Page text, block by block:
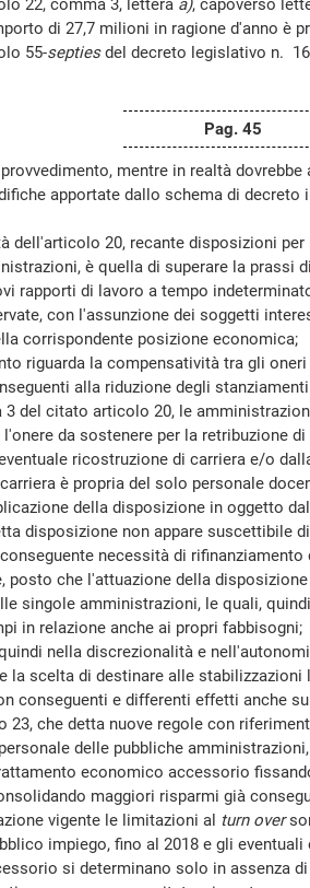
comma 3, lettera a), capoverso
di 27,7 milioni in ragione d'anno è
55-septiesdel decreto legislativo n.
Pag. 45
mentre in realtà
apportate dallo schema di
20, recante disposizioni per il
è quella di superare la prassi
rapporti di lavoro a tempo
con l'assunzione dei soggetti
corrispondente posizione economica;
la compensatività tra gli oneri
alla riduzione degli
3 del citato articolo 20, le
da sostenere per la retribuzione
ricostruzione di carriera e/o
è propria del solo personale
della disposizione in oggetto
non appare suscettibile di
necessità di
posto che l'attuazione della
singole amministrazioni, le quali,
in relazione anche ai propri fabbisogni;
nella discrezionalità e nell'autonomia
la scelta di destinare alle
conseguenti e differenti effetti anche
detta nuove regole con
delle pubbliche
economico accessorio
maggiori risparmi già
vigente le limitazioni al turn over
impiego, fino al 2018 e gli
si determinano solo in assenza